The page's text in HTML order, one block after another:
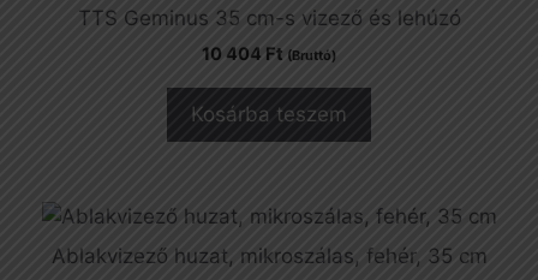
TTS Geminus 35 cm-s vizező és lehúzó
10 404 Ft (Bruttó)
Kosárba teszem
Ablakvizező huzat, mikroszálas, fehér, 35 cm